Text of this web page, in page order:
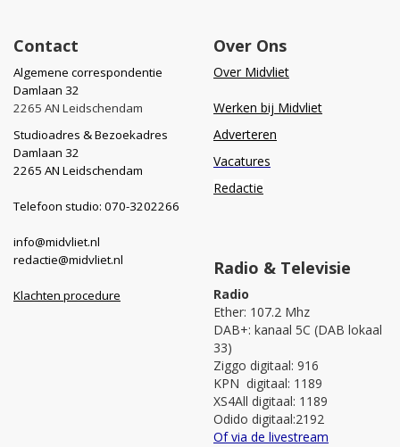
Contact
Algemene correspondentie
Damlaan 32
2265 AN Leidschendam
Studioadres & Bezoekadres
Damlaan 32
2265 AN Leidschendam
Telefoon studio: 070-3202266
info@midvliet.nl
redactie@midvliet.nl
Klachten procedure
Over Ons
Over Midvliet
Werken bij Midvliet
Adverteren
Vacatures
Redactie
Radio & Televisie
Radio
Ether: 107.2 Mhz
DAB+: kanaal 5C (DAB lokaal
33)
Ziggo digitaal: 916
KPN digitaal: 1189
XS4All digitaal: 1189
Odido digitaal:2192
Of via de livestream